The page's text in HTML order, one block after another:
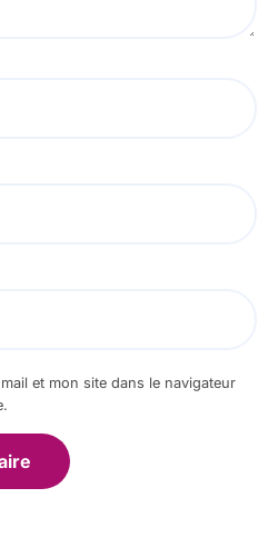
et mon site dans le navigateur